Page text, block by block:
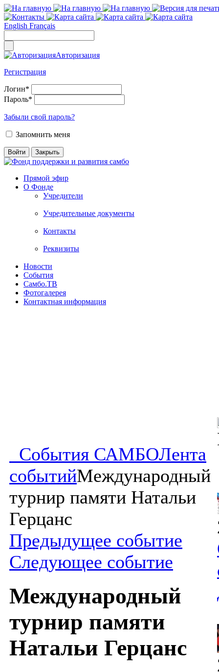
English Français
Авторизация
Регистрация
Логин*
Пароль*
Забыли свой пароль?
Запомнить меня
Прямой эфир
О Фонде
Учредители
Учредительные документы
Контакты
Реквизиты
Новости
События
Самбо.ТВ
Фотогалерея
Контактная информация
События САМБОЛента
событийМеждународный
турнир памяти Натальи
Герцанс
Предыдущее событие
Следующее событие
Международный
турнир памяти
Натальи Герцанс